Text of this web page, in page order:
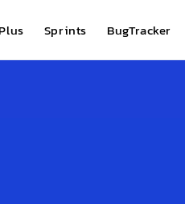
Sprints BugTracker